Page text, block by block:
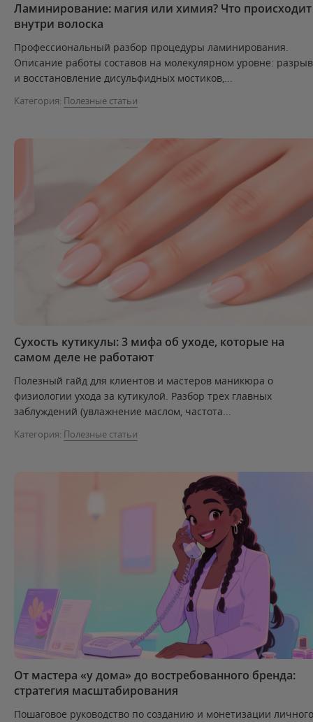
Ламинирование: магия или химия? Что происходит
внутри волоска
Профессиональный разбор процедуры ламинирования.
Описание работы составов на молекулярном уровне: разрыв
и восстановление дисульфидных мостиков,...
Категория: Полезные статьи
Сухость кутикулы: 3 мифа об уходе, которые на
самом деле не работают
Полезный гайд для клиентов и мастеров маникюра о
физиологии ухода за кутикулой. Разбор трех главных
заблуждений (увлажнение маслом, частота...
Категория: Полезные статьи
От мастера «у дома» до востребованного бренда:
стратегия масштабирования
Пошаговое руководство по созданию и монетизации личного